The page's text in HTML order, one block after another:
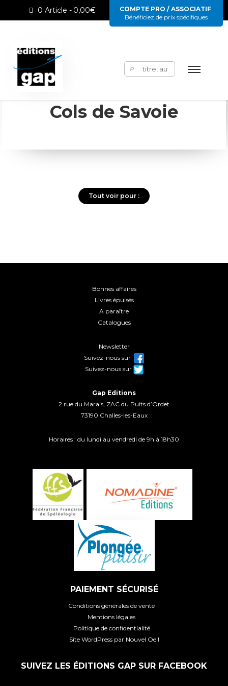
0 Article 0,00€
COMPTE PRO / ASSOCIATIF
Bénéficiez de prix spécifiques
Rechercher :
Cols de Savoie
Tout voir pour :
Bonnes affaires
Livres épuisés
A paraître
Catalogues
Newsletter
Suivez-nous sur
Suivez-nous sur
Gap Editions
2 rue du Marais, ZAC du Puits d’Ordet
73190 Challes-les-Eaux
Horaires : du lundi au vendredi de 9h à 18h30
PAIEMENT SÉCURISÉ
Conditions générales de vente
Mentions légales
Politique de confidentialité
Site WordPress par Nouvel Oeil
SUIVEZ LES ÉDITIONS GAP SUR FACEBOOK